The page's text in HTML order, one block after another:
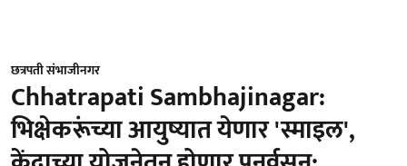
छत्रपती संभाजीनगर
Chhatrapati Sambhajinagar:
भिक्षेकरूंच्या आयुष्यात येणार 'स्माइल',